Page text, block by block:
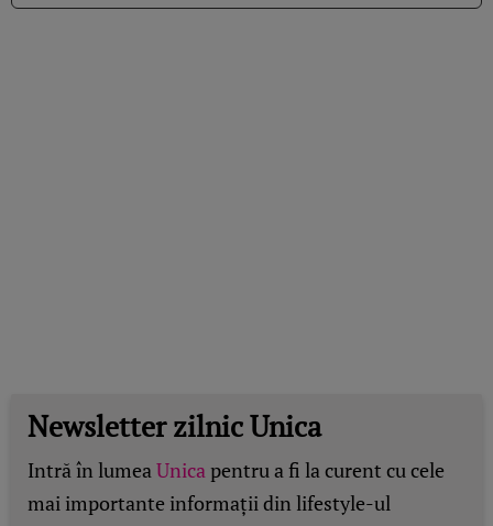
Newsletter zilnic Unica
Intră în lumeaUnicapentru a fi la curent cu cele
mai importante informații din lifestyle-ul